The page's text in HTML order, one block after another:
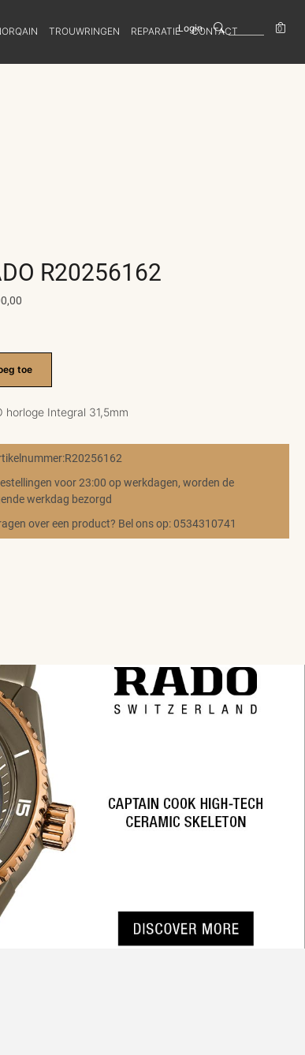
TROUWRINGEN REPARATIE CONTACT
Login 0
R20256162
toe
horloge Integral 31,5mm
voor 23:00 op werkdagen, worden de
werkdag bezorgd
over een product? Bel ons op: 0534310741